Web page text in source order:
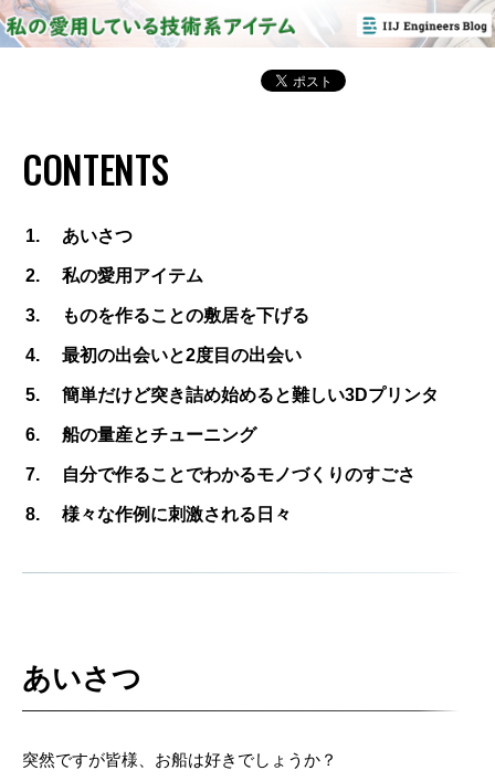
CONTENTS
あいさつ
私の愛用アイテム
ものを作ることの敷居を下げる
最初の出会いと2度目の出会い
簡単だけど突き詰め始めると難しい3Dプリンタ
船の量産とチューニング
自分で作ることでわかるモノづくりのすごさ
様々な作例に刺激される日々
あいさつ
突然ですが皆様、お船は好きでしょうか？